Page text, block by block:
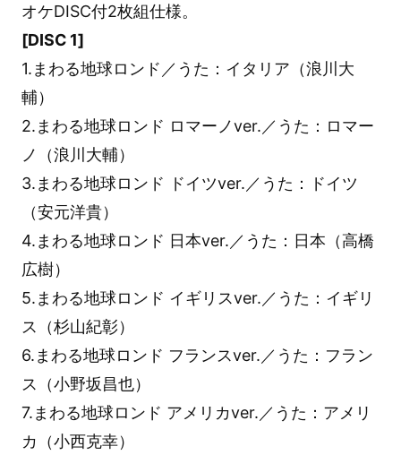
オケDISC付2枚組仕様。
[DISC 1]
1.まわる地球ロンド／うた：イタリア（浪川大
輔）
2.まわる地球ロンド ロマーノver.／うた：ロマー
ノ（浪川大輔）
3.まわる地球ロンド ドイツver.／うた：ドイツ
（安元洋貴）
4.まわる地球ロンド 日本ver.／うた：日本（高橋
広樹）
5.まわる地球ロンド イギリスver.／うた：イギリ
ス（杉山紀彰）
6.まわる地球ロンド フランスver.／うた：フラン
ス（小野坂昌也）
7.まわる地球ロンド アメリカver.／うた：アメリ
カ（小西克幸）